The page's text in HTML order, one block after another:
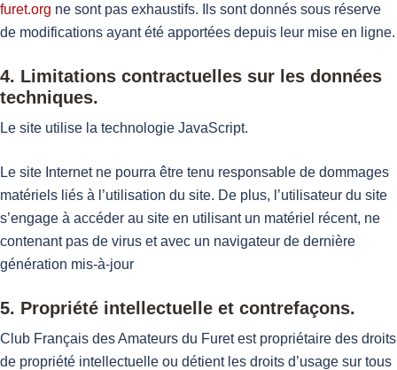
furet.org ne sont pas exhaustifs. Ils sont donnés sous réserve
de modifications ayant été apportées depuis leur mise en ligne.
4. Limitations contractuelles sur les données
techniques.
Le site utilise la technologie JavaScript.
Le site Internet ne pourra être tenu responsable de dommages
matériels liés à l’utilisation du site. De plus, l’utilisateur du site
s’engage à accéder au site en utilisant un matériel récent, ne
contenant pas de virus et avec un navigateur de dernière
génération mis-à-jour
5. Propriété intellectuelle et contrefaçons.
Club Français des Amateurs du Furet est propriétaire des droits
de propriété intellectuelle ou détient les droits d’usage sur tous